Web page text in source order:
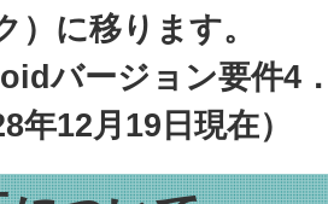
）に移ります。
バージョン要件4
年12月19日現在）